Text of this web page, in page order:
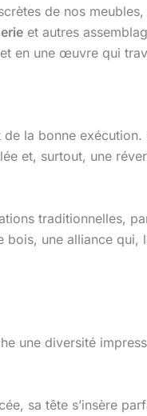
de nos
et autres
en une œuvre qui
la bonne
et, surtout, une
traditionnelles,
bois, une alliance qui,
une diversité
sa tête s’insère